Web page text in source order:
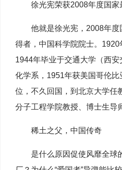
徐光宪荣获2008年度国家
他就是徐光宪，2008年
得者，中国科学院院士。1920
1944年毕业于交通大学（西安
化学系，1951年获美国哥伦
位，不久回国，到北京大学任
分子工程学院教授、博士生导
稀土之父，中国传奇
是什么原因促使风靡全球